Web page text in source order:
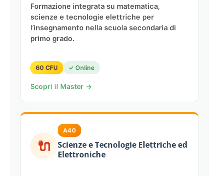
Formazione integrata su matematica,
scienze e tecnologie elettriche per
l’insegnamento nella scuola secondaria di
primo grado.
60 CFU ✓ Online
Scopri il Master →
🔌
A40
Scienze e Tecnologie Elettriche ed
Elettroniche